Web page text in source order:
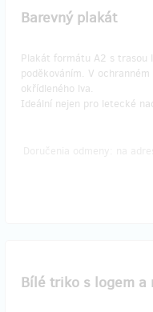
Barevný plakát
Plakát formátu A2 s trasou
poděkováním. V
okřídleného lva.
Ideální nejen pro letecké
Bílé triko s logem a